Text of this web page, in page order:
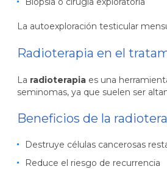
La autoexploración testicular
Radioterapia en el
La radioterapia es una
seminomas, ya que suelen ser
Beneficios de la
Destruye células cancerosas
Reduce el riesgo de recurrencia